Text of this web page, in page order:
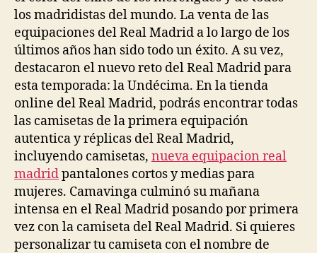
los madridistas del mundo. La venta de las
equipaciones del Real Madrid a lo largo de los
últimos años han sido todo un éxito. A su vez,
destacaron el nuevo reto del Real Madrid para
esta temporada: la Undécima. En la tienda
online del Real Madrid, podrás encontrar todas
las camisetas de la primera equipación
autentica y réplicas del Real Madrid,
incluyendo camisetas, nueva equipacion real
madridpantalones cortos y medias para
mujeres. Camavinga culminó su mañana
intensa en el Real Madrid posando por primera
vez con la camiseta del Real Madrid. Si quieres
personalizar tu camiseta con el nombre de